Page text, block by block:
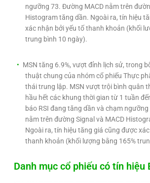
ngưỡng 73. Đường MACD nằm trên
Histogram tăng dần. Ngoài ra, tín hiệu
xác nhận bởi yếu tố thanh khoản (khối
trung bình 10 ngày).
MSN tăng 6.9%, vượt đỉnh lịch sử, trong
thuật chung của nhóm cổ phiếu Thực
thái trung lập. MSN vượt trội bình quân
hầu hết các khung thời gian từ 1 tuần
báo RSI đang tăng dần và chạm
nằm trên đường Signal và MACD
Ngoài ra, tín hiệu tăng giá cũng được
thanh khoản (khối lượng bằng 165%
Danh mục cổ phiếu có tín hiệu